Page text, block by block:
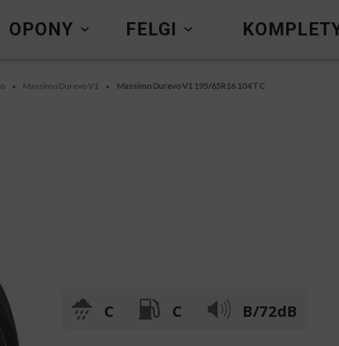
OPONY FELGI
• Massimo Durevo V1 • Massimo Durevo V1 195/65R16 104 T C
C C B/72dB